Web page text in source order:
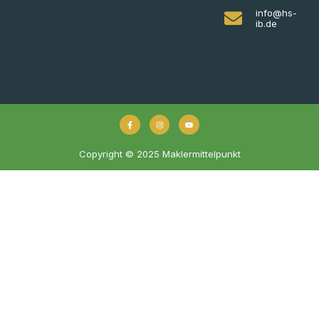
info@hs-
ib.de
Copyright © 2025 Maklermittelpunkt